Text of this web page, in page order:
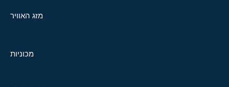
מזג האוויר
מכוניות